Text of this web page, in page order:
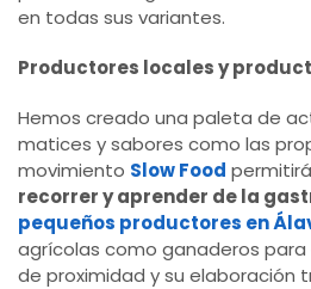
en todas sus variantes.
Productores locales y
Hemos creado una paleta de
matices y sabores como las
movimiento Slow Food
recorrer y aprender de la
pequeños productores en
agrícolas como ganaderos
de proximidad y su elaboración